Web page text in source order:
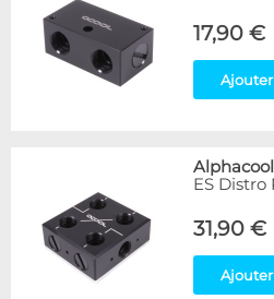
17,90 €
Alphacool
ES Distro
31,90 €